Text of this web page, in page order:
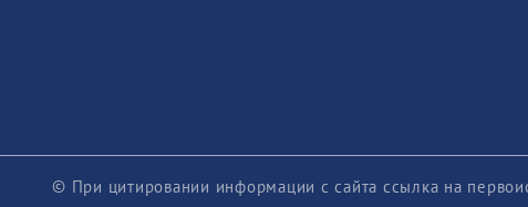
© При цитировании информации с сайта ссылка на